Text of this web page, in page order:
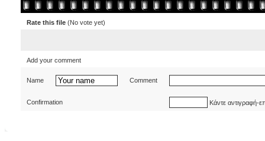
Rate this file (No vote yet)
Add your comment
Name Comment
Confirmation Κάντε αντιγραφή-